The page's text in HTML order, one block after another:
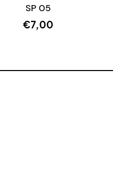
SP 05
€7,00